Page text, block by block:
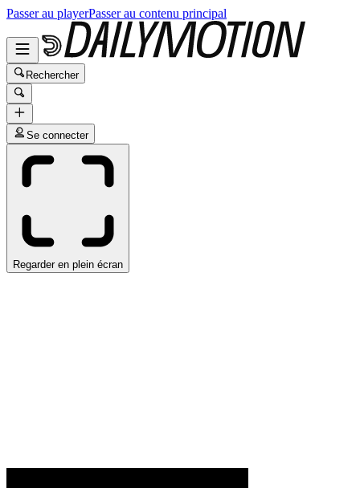
Passer au playerPasser au contenu principal
Rechercher
Se connecter
Regarder en plein écran